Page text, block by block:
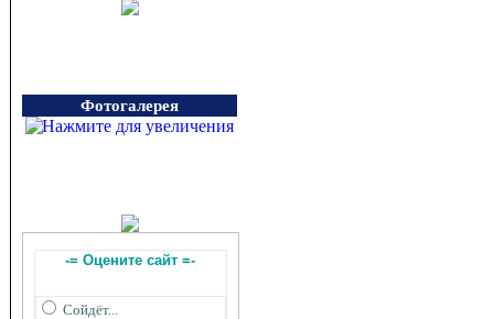
Фотогалерея
-= Оцените сайт =-
Сойдёт...